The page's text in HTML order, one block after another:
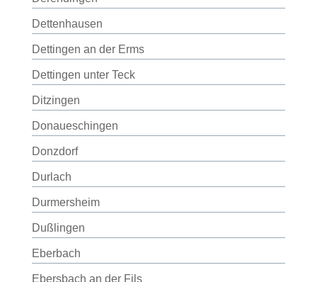
Dettenhausen
Dettingen an der Erms
Dettingen unter Teck
Ditzingen
Donaueschingen
Donzdorf
Durlach
Durmersheim
Dußlingen
Eberbach
Ebersbach an der Fils